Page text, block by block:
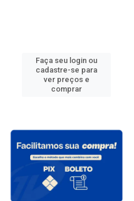
Faça seu login ou
cadastre-se para
ver preços e
comprar